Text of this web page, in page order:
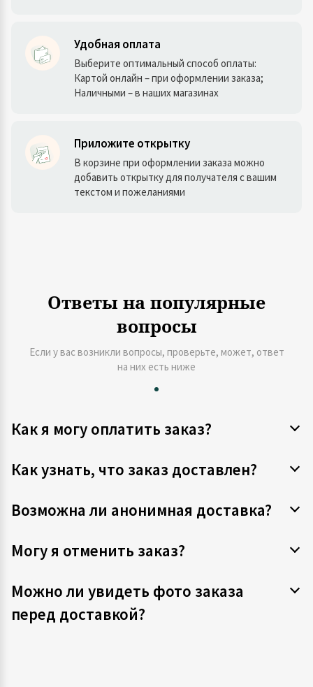
Удобная оплата
Выберите оптимальный способ оплаты:
Картой онлайн – при оформлении заказа;
Наличными – в наших магазинах
Приложите открытку
В корзине при оформлении заказа можно
добавить открытку для получателя с вашим
текстом и пожеланиями
Ответы на популярные
вопросы
Если у вас возникли вопросы, проверьте, может, ответ
на них есть ниже
Как я могу оплатить заказ?
Как узнать, что заказ доставлен?
Возможна ли анонимная доставка?
Могу я отменить заказ?
Можно ли увидеть фото заказа
перед доставкой?